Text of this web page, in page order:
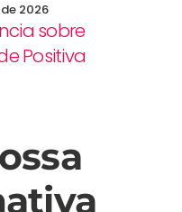
2026
sobre
Positiva